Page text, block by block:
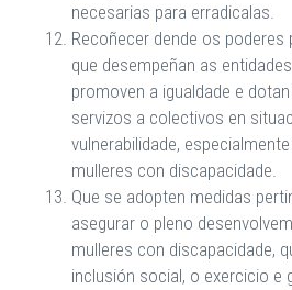
necesarias para erradicalas.
Recoñecer dende os poderes
que desempeñan as
promoven a igualdade e
servizos a colectivos en
vulnerabilidade,
mulleres con discapacidade.
Que se adopten medidas
asegurar o pleno
mulleres con discapacidade,
inclusión social, o exercicio e